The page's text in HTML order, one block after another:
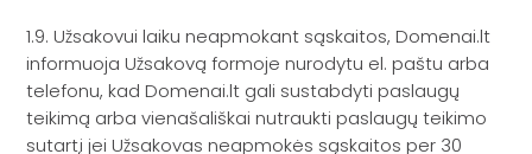
1.9. Užsakovui laiku neapmokant sąskaitos, Domenai.lt
informuoja Užsakovą formoje nurodytu el. paštu arba
telefonu, kad Domenai.lt gali sustabdyti paslaugų
teikimą arba vienašališkai nutraukti paslaugų teikimo
sutartį jei Užsakovas neapmokės sąskaitos per 30